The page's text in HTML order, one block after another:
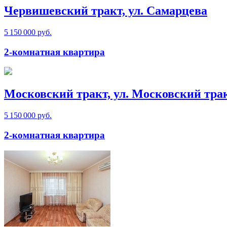
Червишевский тракт, ул. Самарцева
5 150 000 руб.
2-комнатная квартира
Московский тракт, ул. Московский
5 150 000 руб.
2-комнатная квартира